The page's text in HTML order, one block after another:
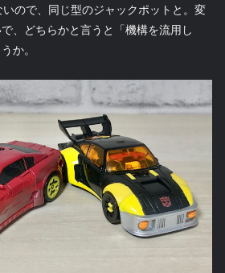
ので、同じ型のジャックポットと。変
、どちらかと言うと「機構を流用し
か。